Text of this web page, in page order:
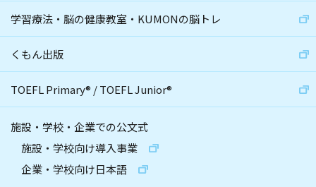
学習療法・脳の健康教室・KUMONの脳トレ
くもん出版
TOEFL Primary® /TOEFL Junior®
施設・学校・企業での公文式
施設・学校向け導入事業
企業・学校向け日本語